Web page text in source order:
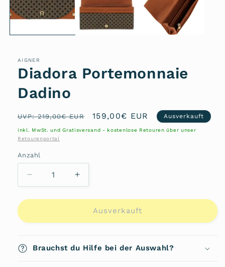
AIGNER
Diadora Portemonnaie
Dadino
Normaler
Preis
UVP: 219,00€ EUR Verkaufspreis
159,00€ EUR Ausverkauft
inkl. MwSt. und Gratisversand - kostenlose Retouren über unser
Retourenportal
Anzahl
Anzahl
Verringere
die
Menge
Diadora
Erhöhe
die
Menge
Diadora
Ausverkauft
Brauchst du Hilfe bei der Auswahl?